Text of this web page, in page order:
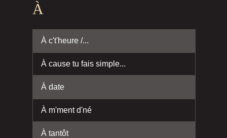
À
À c't'heure /...
À cause tu fais simple...
À date
À m'ment d'né
À tantôt